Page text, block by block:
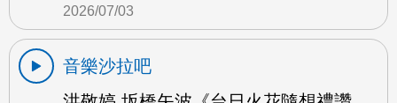
2026/07/03
音樂沙拉吧